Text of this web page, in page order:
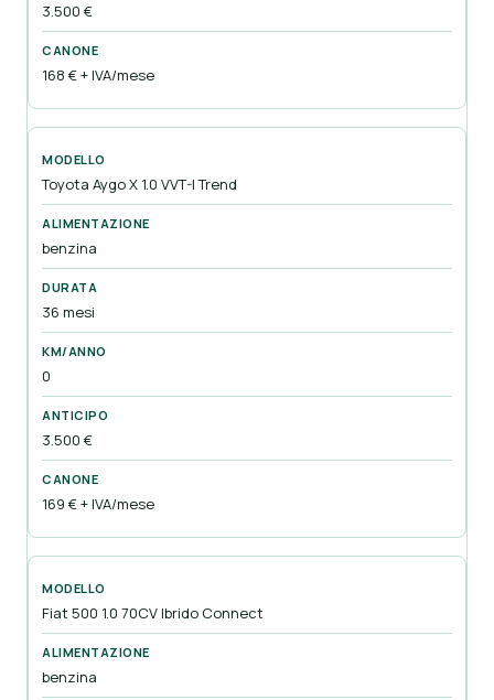
3.500 €
168 € + IVA/mese
Toyota Aygo X 1.0 VVT-I Trend
benzina
36 mesi
0
3.500 €
169 € + IVA/mese
Fiat 500 1.0 70CV Ibrido Connect
benzina